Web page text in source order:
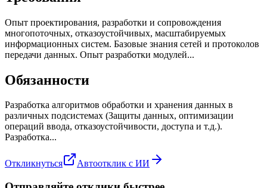
Опыт проектирования, разработки и сопровождения
многопоточных, отказоустойчивых, масштабируемых
информационных систем. Базовые знания сетей и протоколов
передачи данных. Опыт разработки модулей...
Обязанности
Разработка алгоритмов обработки и хранения данных в
различных подсистемах (Защиты данных, оптимизации
операций ввода, отказоустойчивости, доступа и т.д.).
Разработка...
Откликнуться Автоотклик с ИИ